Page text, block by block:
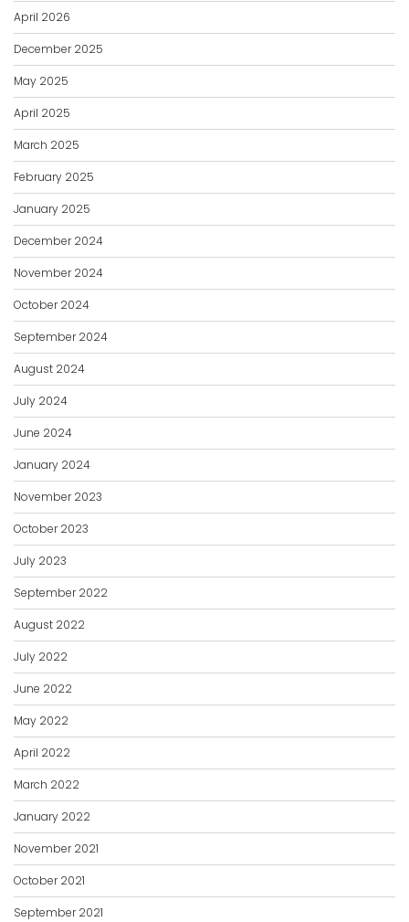
April 2026
December 2025
May 2025
April 2025
March 2025
February 2025
January 2025
December 2024
November 2024
October 2024
September 2024
August 2024
July 2024
June 2024
January 2024
November 2023
October 2023
July 2023
September 2022
August 2022
July 2022
June 2022
May 2022
April 2022
March 2022
January 2022
November 2021
October 2021
September 2021